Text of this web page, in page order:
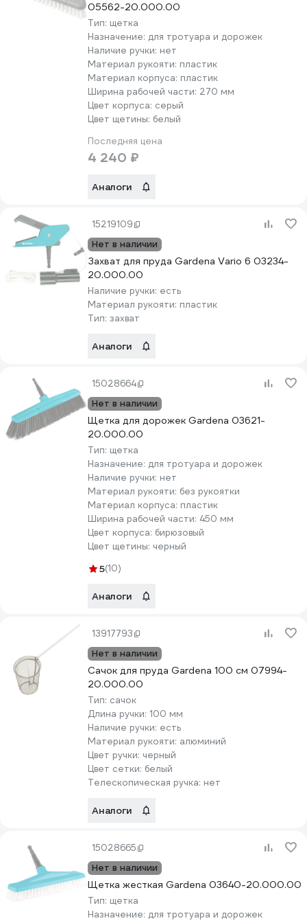
05562-20.000.00
Тип: щетка
Назначение: для тротуара и дорожек
Наличие ручки: нет
Материал рукояти: пластик
Материал корпуса: пластик
Ширина рабочей части: 270 мм
Цвет корпуса: серый
Цвет щетины: белый
Последняя цена
4 240 ₽
Аналоги
15219109
Нет в наличии
Захват для пруда Gardena Vario 6 03234-
20.000.00
Наличие ручки: есть
Материал рукояти: пластик
Тип: захват
Аналоги
15028664
Нет в наличии
Щетка для дорожек Gardena 03621-
20.000.00
Тип: щетка
Назначение: для тротуара и дорожек
Наличие ручки: нет
Материал рукояти: без рукоятки
Материал корпуса: пластик
Ширина рабочей части: 450 мм
Цвет корпуса: бирюзовый
Цвет щетины: черный
5(10)
Аналоги
13917793
Нет в наличии
Сачок для пруда Gardena 100 см 07994-
20.000.00
Тип: сачок
Длина ручки: 100 мм
Наличие ручки: есть
Материал рукояти: алюминий
Цвет ручки: черный
Цвет сетки: белый
Телескопическая ручка: нет
Аналоги
15028665
Нет в наличии
Щетка жесткая Gardena 03640-20.000.00
Тип: щетка
Назначение: для тротуара и дорожек